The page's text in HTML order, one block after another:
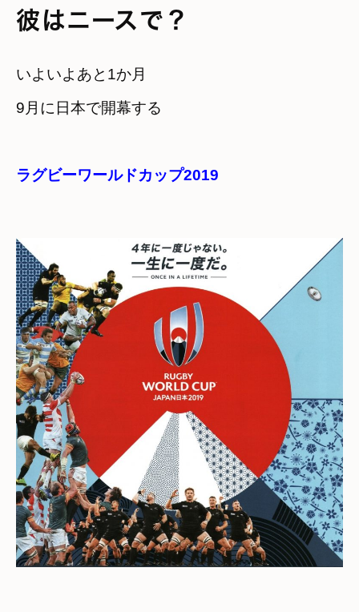
彼はニースで？
いよいよあと1か月
ラグビーワールドカップ2019